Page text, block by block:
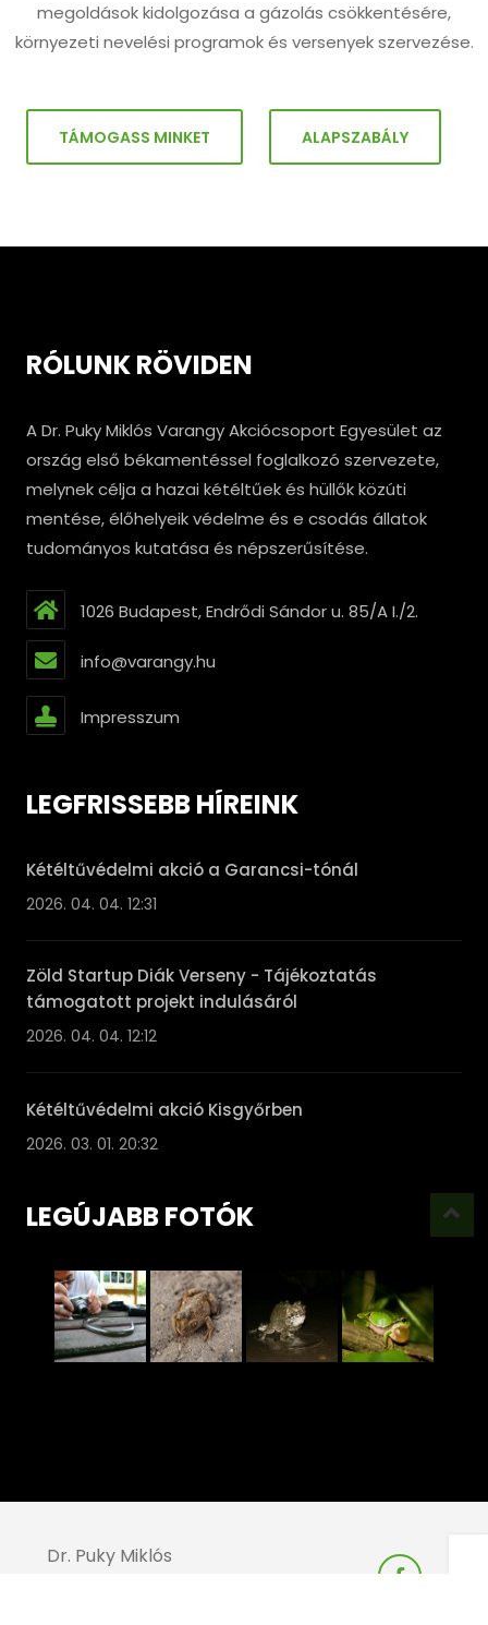
megoldások kidolgozása a gázolás csökkentésére,
környezeti nevelési programok és versenyek szervezése.
TÁMOGASS MINKET ALAPSZABÁLY
RÓLUNK RÖVIDEN
A Dr. Puky Miklós Varangy Akciócsoport Egyesület az
ország első békamentéssel foglalkozó szervezete,
melynek célja a hazai kétéltűek és hüllők közúti
mentése, élőhelyeik védelme és e csodás állatok
tudományos kutatása és népszerűsítése.
1026 Budapest, Endrődi Sándor u. 85/A I./2.
info@varangy.hu
Impresszum
LEGFRISSEBB HÍREINK
Kétéltűvédelmi akció a Garancsi-tónál
2026. 04. 04. 12:31
Zöld Startup Diák Verseny - Tájékoztatás
támogatott projekt indulásáról
2026. 04. 04. 12:12
Kétéltűvédelmi akció Kisgyőrben
2026. 03. 01. 20:32
LEGÚJABB FOTÓK
Dr. Puky Miklós